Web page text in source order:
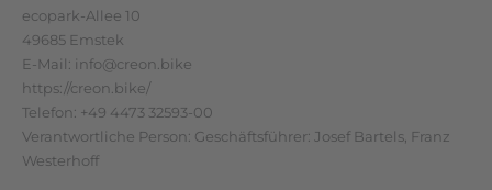
ecopark-Allee 10
49685 Emstek
E-Mail: info@creon.bike
https://creon.bike/
Telefon: +49 4473 32593-00
Verantwortliche Person: Geschäftsführer: Josef Bartels, Franz
Westerhoff